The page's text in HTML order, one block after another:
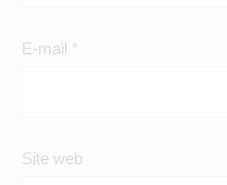
E-mail *
Site web